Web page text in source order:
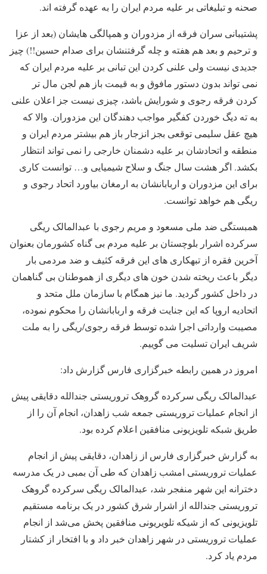
صحنه و تبلیغاتی بر علیه مردم ایران را به عهده گرفته اند.
پشتیبانی سران فرقه از مزدوران و همپالگی هایشان (بعد از عزا
و ترحیم و بعد هم هفته و چله گرفتنشان برای صدام حسین!!) چیز
جدیدی نیست ولی علنی کردن این تبانی بر علیه مردم ایران که
نمی تواند بدون دستور مافوق و به قیمت باز هم لجن مال تر
کردن فرقه رجوی و شورایش باشد، چیزی نیست جز اعلان علنی
به ته دیگ خوردن کفگیر مواجب دهندگان این مزدوران. والا که
هیچ عقل سلیمی توقعی بجز انزجار باز هم بیشتر مردم ایران و
منطقه و اتحادشان بر علیه دشمنان خارجی را نمی تواند انتظار
بکشد. اگر هشت سال جنگ و سلاح شیمیایی و… توانست کاری
برای این مزدوران و اربابانشان به ارمغان بیاورد اتحاد رجوی و
ریگی هم خواهد توانست.
همبستگی ضد ملی مسعود و مریم رجوی با عبدالمالک ریگی
سرکرده اشرار بلوچستان بر علیه مردم بی گناه کشورمان بعنوان
آخرین فقره از تبهکاری های این فرقه کثیف و ضد مردمی بار
دیگر باعث ریخته شدن خون های دیگری از هموطنان بی گناهمان
در داخل کشور گردید. ما نیز همگام با سازمان ملل متحد و
اتحادیه اروپا که این جنایت فرقه و اربابانشان را محکوم نموده،
مصیبت وارداتی اجرا شده توسط فرقه رجوی/ریگی را به ملت
شریف ایران تسلیت می گوییم.
امروز در همین رابطه خبرگزاری فارس گزارش داد:
عبدالمالک ریگی سرکرده گروهک تروریستی جندالله دقایقی پیش
از انجام عملیات تروریستی جمعه شب زاهدان، انجام آن را از
طریق شبکه تلویزیونی منافقین اعلام کرده بود.
به گزارش خبرگزاری فارس از زاهدان، دقایقی پیش از انجام
عملیات تروریستی امشب زاهدان که طی آن بمبی در یک مدرسه
دخترانه این شهر منفجر شد، عبدالمالک ریگی سرکرده گروهک
تروریستی جندالله از اشرار شرق کشور در یک برنامه مستقیم
تلویزیونی که از شیکه تلویریونی منافقین پخش می‌شد از انجام
عملیات تروریستی در شهر زاهدان خبر داد و با افتخار از کشتار
مردم یاد کرد.